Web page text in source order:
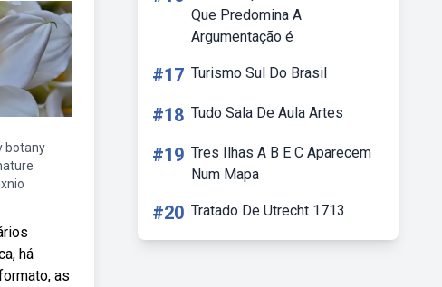
botany
há
as
Que Predomina A
Argumentação é
#17 Turismo Sul Do Brasil
#18 Tudo Sala De Aula Artes
#19 Tres Ilhas A B E C Aparecem
Num Mapa
#20 Tratado De Utrecht 1713